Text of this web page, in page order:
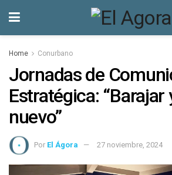
Home Conurbano
Jornadas de
Estratégica: “Barajar
nuevo”
Por El Ágora 27 noviembre, 2024